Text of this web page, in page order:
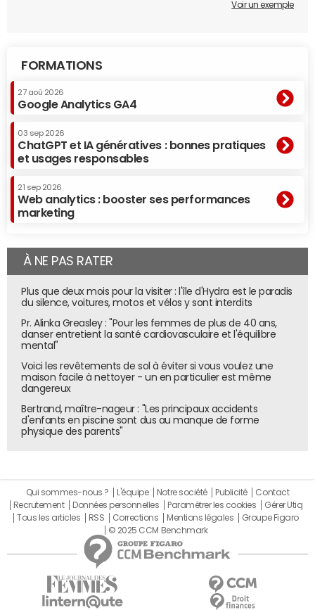
Voir un exemple
FORMATIONS
27 aoû 2026
Google Analytics GA4
03 sep 2026
ChatGPT et IA génératives : bonnes pratiques
et usages responsables
21 sep 2026
Web analytics : booster ses performances
marketing
À NE PAS RATER
Plus que deux mois pour la visiter : l'île d'Hydra est le paradis
du silence, voitures, motos et vélos y sont interdits
Pr. Alinka Greasley : "Pour les femmes de plus de 40 ans,
danser entretient la santé cardiovasculaire et l'équilibre
mental"
Voici les revêtements de sol à éviter si vous voulez une
maison facile à nettoyer - un en particulier est même
dangereux
Bertrand, maître-nageur : "Les principaux accidents
d'enfants en piscine sont dus au manque de forme
physique des parents"
Qui sommes-nous ? L'équipe Notre société Publicité
Contact
Recrutement
Données personnelles Paramétrer les cookies
Gérer Utiq
Tous les articles
RSS Corrections Mentions légales
Groupe Figaro
© 2025 CCM Benchmark